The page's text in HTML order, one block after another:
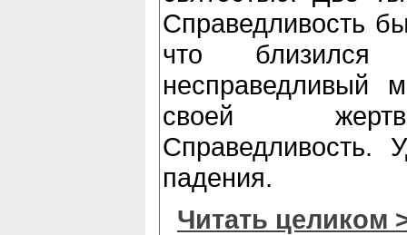
Справедливость
что
несправедливый
своей
Справедливость.
падения.
Читать целиком